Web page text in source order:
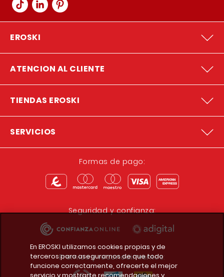
EROSKI
ATENCION AL CLIENTE
TIENDAS EROSKI
SERVICIOS
Formas de pago:
Seguridad y confianza:
Premios y reconocimientos:
En EROSKI utilizamos cookies propias y de
terceros para asegurarnos de que todo
funcione correctamente, ofrecerte el mejor
servicio y mostrarte recomendaciones y